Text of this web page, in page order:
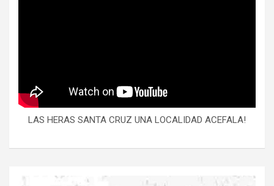
LAS HERAS SANTA CRUZ UNA LOCALIDAD ACEFALA!